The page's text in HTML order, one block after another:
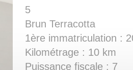
5
Brun Terracotta
1ère immatriculation :
Kilométrage : 10 km
Puissance fiscale : 7